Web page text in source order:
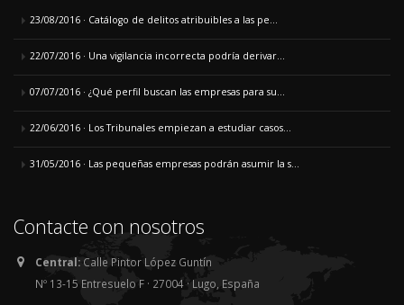
23/08/2016 · Catálogo de delitos atribuibles a las pe...
22/07/2016 · Una vigilancia incorrecta podría derivar...
07/07/2016 · ¿Qué perfil buscan las empresas para su...
22/06/2016 · Los Tribunales empiezan a estudiar casos...
31/05/2016 · Las pequeñas empresas podrán asumir la s...
Contacte con nosotros
Central: Calle Pintor López Guntín
Nº 13-15 Entresuelo F · 27004 · Lugo, España